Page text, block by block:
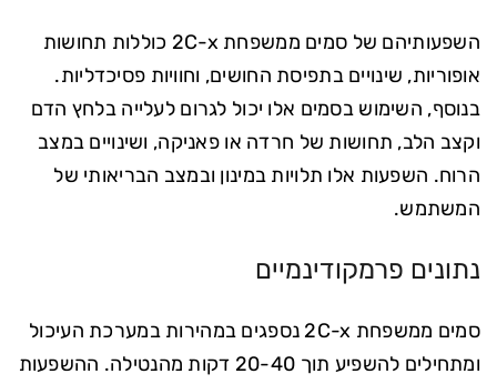
השפעותיהם של סמים ממשפחת 2C-x כוללות תחושות
אופוריות, שינויים בתפיסת החושים, וחוויות פסיכדליות.
בנוסף, השימוש בסמים אלו יכול לגרום לעלייה בלחץ הדם
וקצב הלב, תחושות של חרדה או פאניקה, ושינויים במצב
הרוח. השפעות אלו תלויות במינון ובמצב הבריאותי של
המשתמש.
נתונים פרמקודינמיים
סמים ממשפחת 2C-x נספגים במהירות במערכת העיכול
ומתחילים להשפיע תוך 20-40 דקות מהנטילה. ההשפעות